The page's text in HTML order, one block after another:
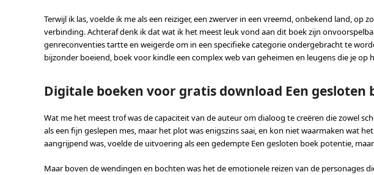
Terwijl ik las, voelde ik me als een reiziger, een zwerver in een vreemd, onbekend land, op
verbinding. Achteraf denk ik dat wat ik het meest leuk vond aan dit boek zijn
genreconventies tartte en weigerde om in een specifieke categorie ondergebracht te
bijzonder boeiend, boek voor kindle een complex web van geheimen en leugens die je op
Digitale boeken voor gratis download Een gesloten
Wat me het meest trof was de capaciteit van de auteur om dialoog te creëren die zowel
als een fijn geslepen mes, maar het plot was enigszins saai, en kon niet waarmaken wat
aangrijpend was, voelde de uitvoering als een gedempte Een gesloten boek potentie,
Maar boven de wendingen en bochten was het de emotionele reizen van de personages